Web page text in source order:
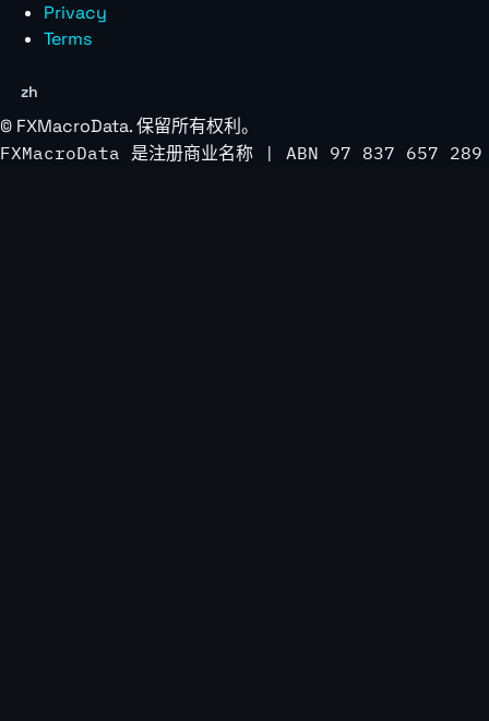
Privacy
Terms
zh
© FXMacroData. 保留所有权利。
FXMacroData 是注册商业名称 | ABN 97 837 657 289